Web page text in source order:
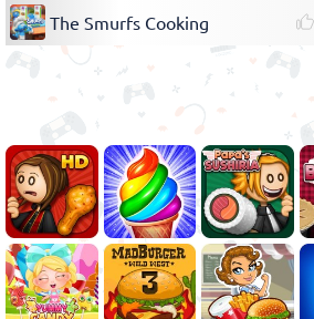
The Smurfs Cooking